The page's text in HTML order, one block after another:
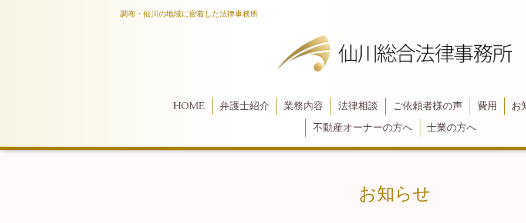
調布・仙川の地域に密着した法律事務所
HOME 弁護士紹介 業務内容 法律相談 ご依頼者様の声 費用 お
不動産オーナーの方へ
士業の方へ
お知らせ